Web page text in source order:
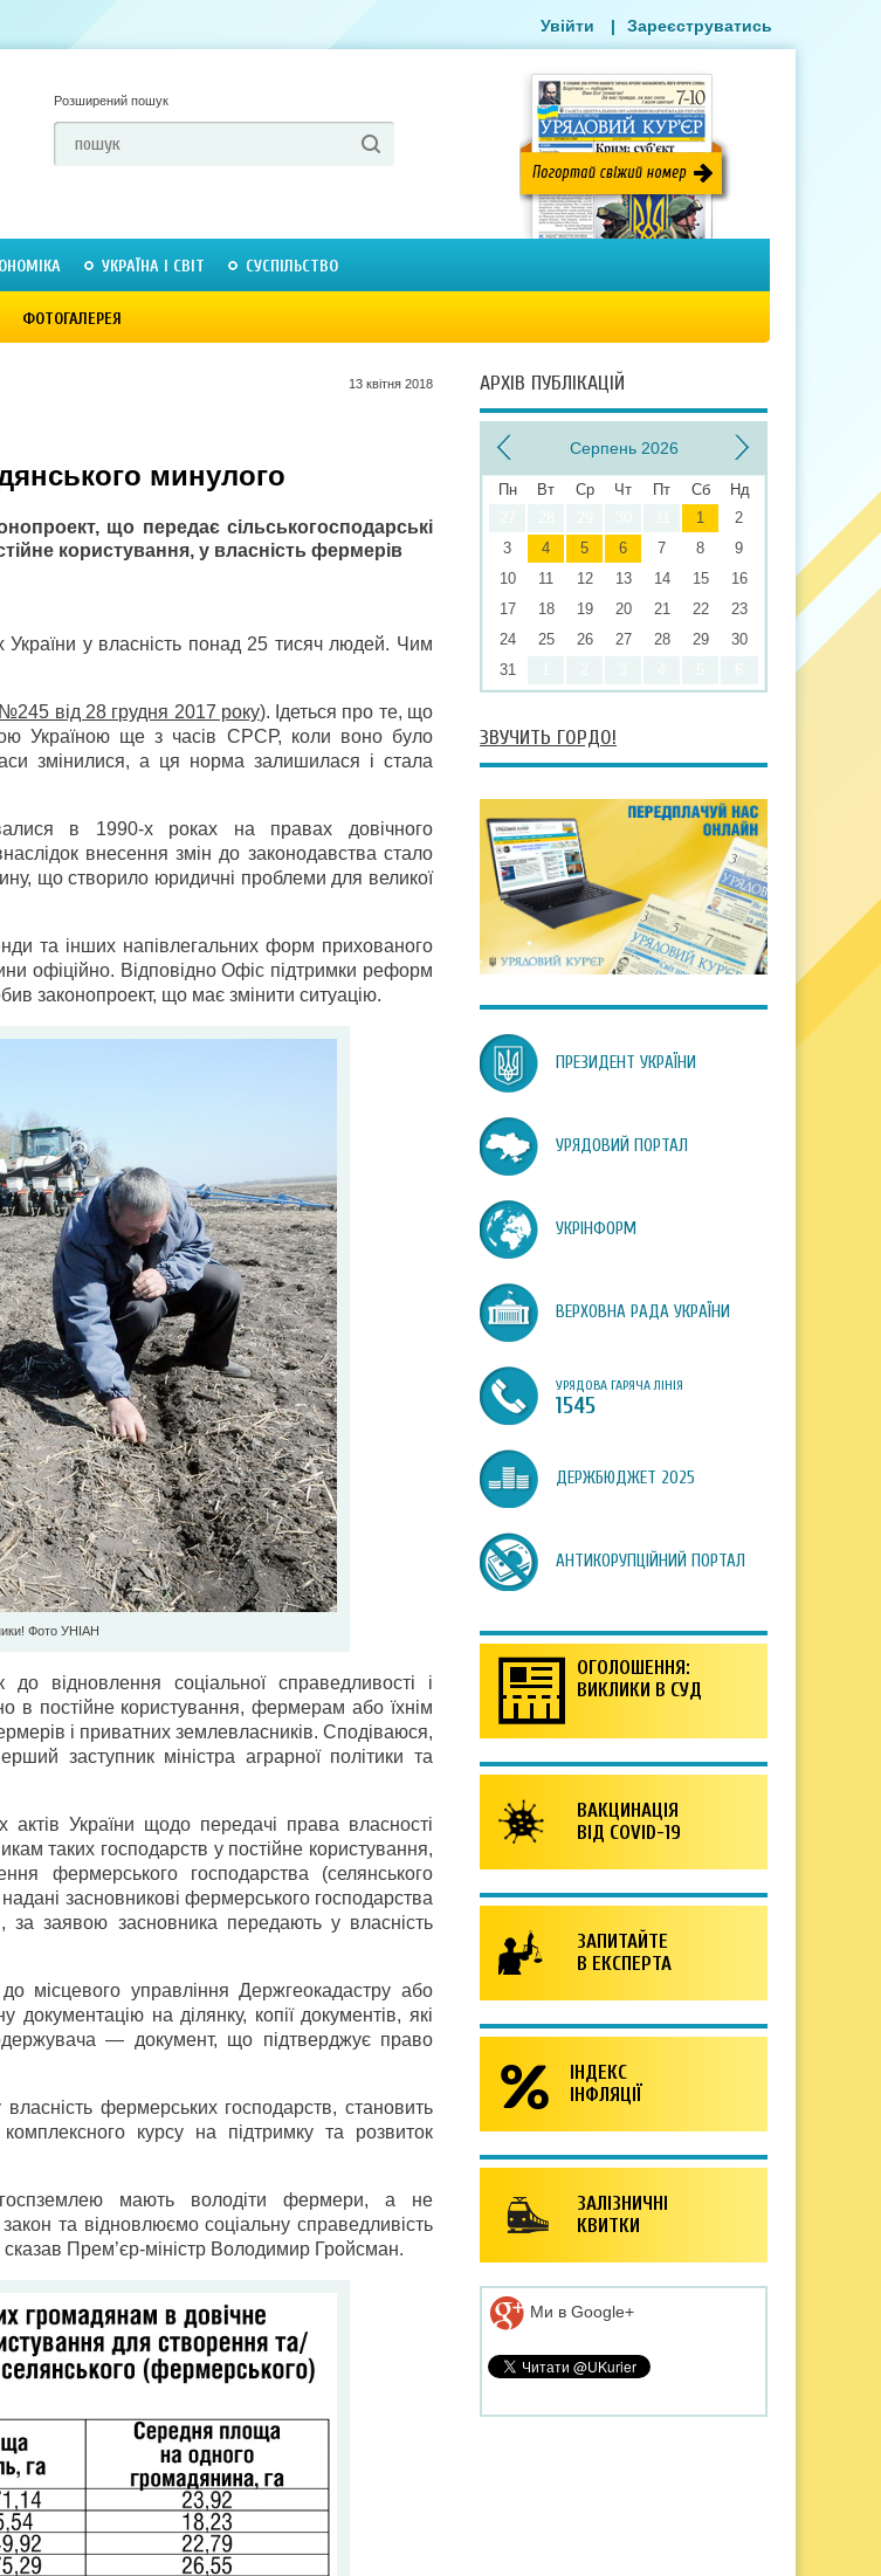
Розширений пошук
УКРАЇНА І СВІТ СУСПІЛЬСТВО
ФОТОГАЛЕРЕЯ
Увійти | Зареєструватись
13 квiтня 2018
минулого
що передає сільськогосподарські
користування, у власність фермерів
України у власність понад 25 тисяч людей. Чим
від 28 грудня 2017 року). Ідеться про те, що
Україною ще з часів СРСР, коли воно було
змінилися, а ця норма залишилася і стала
в 1990-х роках на правах довічного
внесення змін до законодавства стало
що створило юридичні проблеми для великої
та інших напівлегальних форм прихованого
офіційно. Відповідно Офіс підтримки реформ
законопроект, що має змінити ситуацію.
Фото УНIAН
відновлення соціальної справедливості і
в постійне користування, фермерам або їхнім
і приватних землевласників. Сподіваюся,
заступник міністра аграрної політики та
України щодо передачі права власності
таких господарств у постійне користування,
фермерського господарства (селянського
засновникові фермерського господарства
за заявою засновника передають у власність
місцевого управління Держгеокадастру або
на ділянку, копії документів, які
— документ, що підтверджує право
фермерських господарств, становить
курсу на підтримку та розвиток
мають володіти фермери, а не
та відновлюємо соціальну справедливість
Прем’єр-міністр Володимир Гройсман.
АРХІВ ПУБЛІКАЦІЙ
Серпень 2026
Пн Вт Ср Чт Пт Сб
Нд
1
2
3
4 5 6 7 8
9
10
11 12 13 14 15
16
17
18 19 20 21 22
23
24
25 26 27 28 29
30
31
ЗВУЧИТЬ ГОРДО!
ПРЕЗИДЕНТ УКРАЇНИ
УРЯДОВИЙ ПОРТАЛ
УКРІНФОРМ
ВЕРХОВНА РАДА УКРАЇНИ
УРЯДОВА ГАРЯЧА ЛІНІЯ
1545
ДЕРЖБЮДЖЕТ 2025
АНТИКОРУПЦІЙНИЙ ПОРТАЛ
ОГОЛОШЕННЯ:
ВИКЛИКИ В СУД
ВАКЦИНАЦІЯ
ВІД COVID-19
ЗАПИТАЙТЕ
В ЕКСПЕРТА
ІНДЕКС
ІНФЛЯЦІЇ
ЗАЛІЗНИЧНІ
КВИТКИ
Ми в Google+